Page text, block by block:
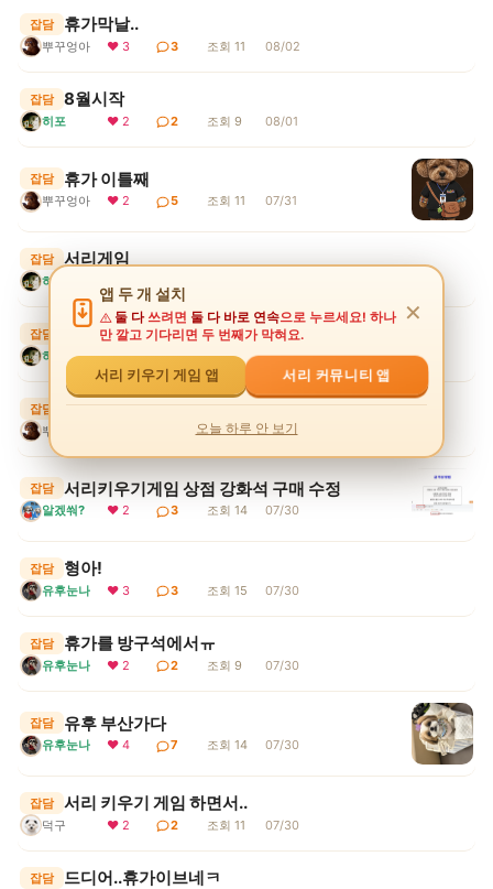
잡담 휴가막날..
뿌꾸엉아 ❤ 3 3 조회 11 08/02
잡담 8월시작
히포 ❤ 2 2 조회 9 08/01
잡담 휴가 이틀째
뿌꾸엉아 ❤ 2 5 조회 11 07/31
잡담 서리게임
히포
잡담 무더위
히포 ❤ 2 1 조회 7 07/30
잡담 휴가시작 1일째..
뿌꾸엉아 조회 7 07/30
잡담 서리키우기게임 상점 강화석 구매 수정
알겠쒀? ❤ 2 3 조회 14 07/30
잡담 형아!
유후눈나 ❤ 3 3 조회 15 07/30
잡담 휴가를 방구석에서ㅠ
유후눈나 ❤ 2 2 조회 9 07/30
잡담 유후 부산가다
유후눈나 ❤ 4 7 조회 14 07/30
잡담 서리 키우기 게임 하면서..
덕구 ❤ 2 2 조회 11 07/30
잡담 드디어..휴가이브네ㅋ
앱 두 개 설치
둘 다쓰려면 둘 다 바로 연속으로 누르세요! 하나
만 깔고 기다리면 두 번째가 막혀요.
✕
서리 키우기 게임 앱 서리 커뮤니티 앱
오늘 하루 안 보기